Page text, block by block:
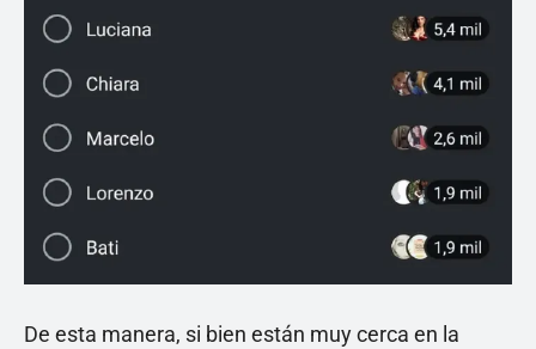
De esta manera, si bien están muy cerca en la